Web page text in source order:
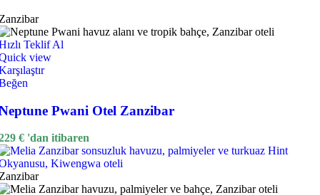
Teklif Al
view
Pwani Otel Zanzibar
€ 'dan itibaren